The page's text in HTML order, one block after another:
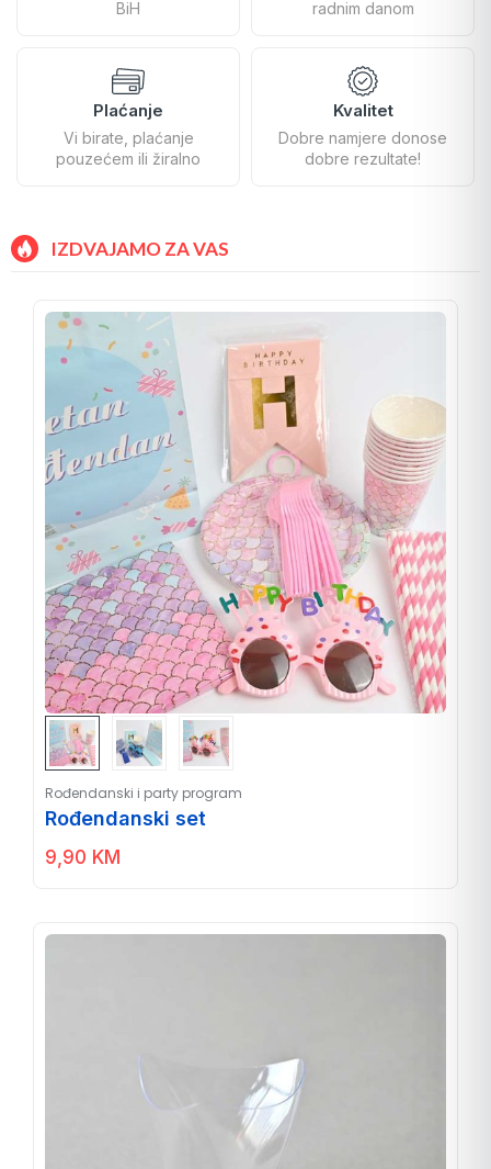
BiH radnim danom
Plaćanje
Vi birate, plaćanje
pouzećem ili žiralno
Kvalitet
Dobre namjere donose
dobre rezultate!
IZDVAJAMO ZA VAS
Rođendanski i party program
Rođendanski set
9,90 KM